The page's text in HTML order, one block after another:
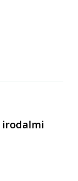
irodalmi